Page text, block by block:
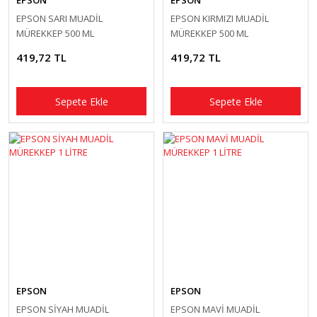
EPSON SARI MUADİL
MÜREKKEP 500 ML
419,72 TL
Sepete Ekle
EPSON KIRMIZI MUADİL
MÜREKKEP 500 ML
419,72 TL
Sepete Ekle
EPSON
EPSON SİYAH MUADİL
EPSON
EPSON MAVİ MUADİL